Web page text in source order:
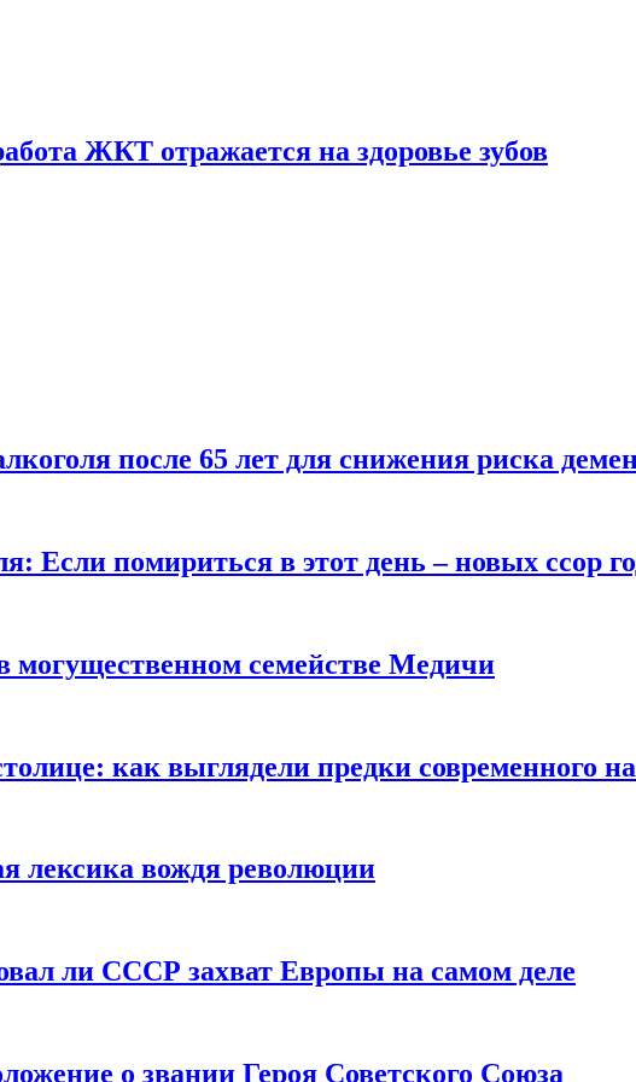
ЖКТ отражается на здоровье зубов
после 65 лет для снижения риска
Если помириться в этот день – новых ссор
могущественном семействе Медичи
как выглядели предки современного
лексика вождя революции
ли СССР захват Европы на самом деле
о звании Героя Советского Союза